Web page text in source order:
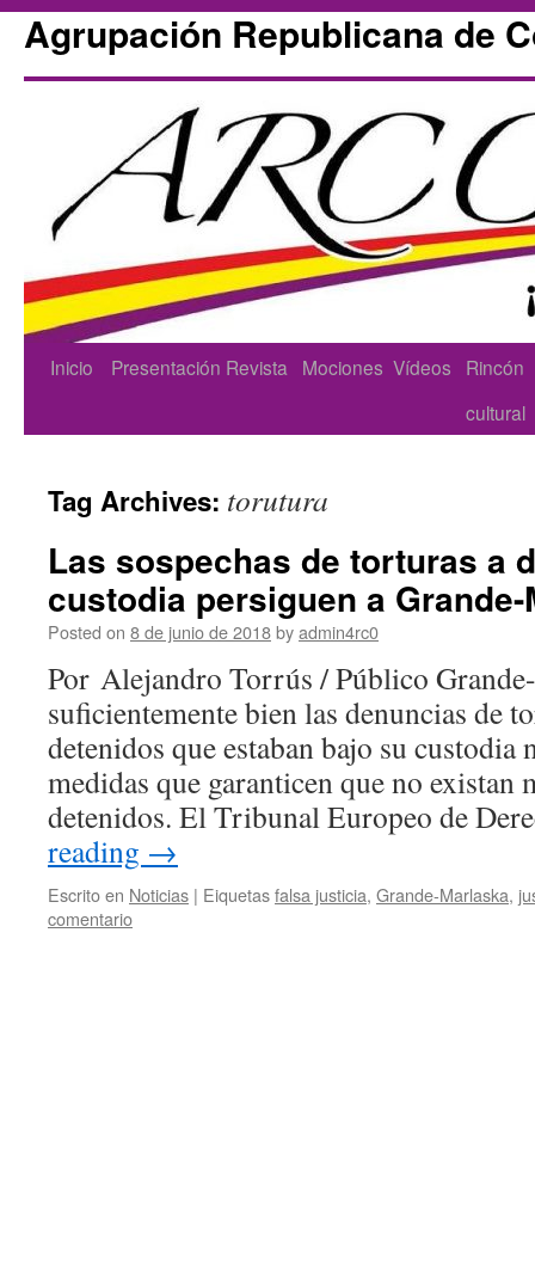
Agrupación Republicana de
Skip
Inicio Presentación Revista Mociones Vídeos
Rincón
cultural
Tag Archives: torutura
Las sospechas de torturas a
custodia persiguen a
Posted on 8 de junio de 2018byadmin4rc0
Por Alejandro Torrús / Público
suficientemente bien las denuncias de
detenidos que estaban bajo su custodia
medidas que garanticen que no existan
detenidos. El Tribunal Europeo de
reading →
Escrito en Noticias | Eiquetasfalsa justicia, Grande-Marlaska,
comentario